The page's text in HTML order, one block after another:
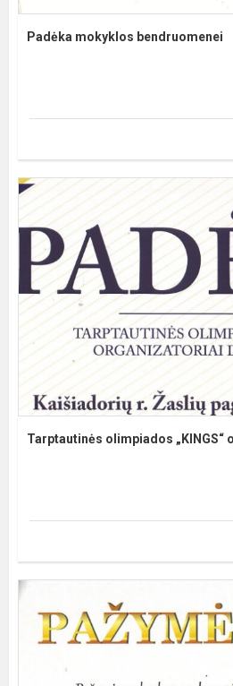
Padėka mokyklos bendruomenei
Tarptautinės olimpiados